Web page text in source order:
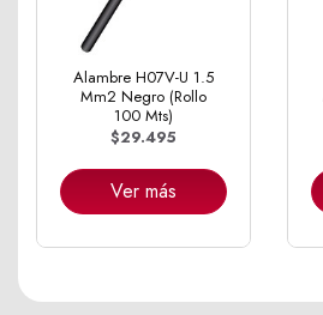
Alambre H07V-U 1.5
Mm2 Negro (Rollo
100 Mts)
$29.495
Ver más